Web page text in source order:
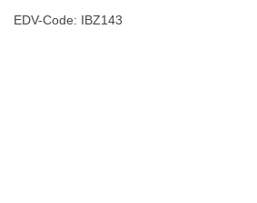
EDV-Code: IBZ143